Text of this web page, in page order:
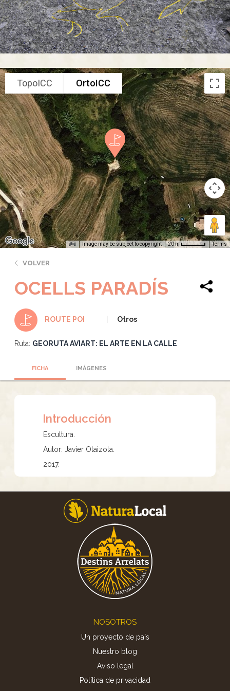
TopoICC OrtoICC
Image may be subject to copyright 20 m Terms
VOLVER
OCELLS PARADÍS
ROUTE POI Otros
Ruta: GEORUTA AVIART: EL ARTE EN LA CALLE
FICHA IMÁGENES
Introducción
Escultura.
Autor: Javier Olaizola.
2017.
NOSOTROS
Un proyecto de país
Nuestro blog
Aviso legal
Política de privacidad